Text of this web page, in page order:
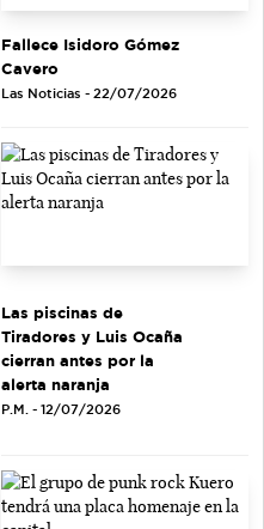
Fallece Isidoro Gómez
Cavero
Las Noticias - 22/07/2026
Las piscinas de
Tiradores y Luis Ocaña
cierran antes por la
alerta naranja
P.M. - 12/07/2026